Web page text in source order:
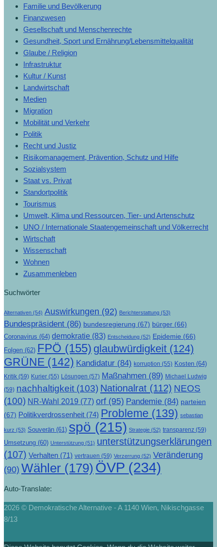
Familie und Bevölkerung
Finanzwesen
Gesellschaft und Menschenrechte
Gesundheit, Sport und Ernährung/Lebensmittelqualität
Glaube / Religion
Infrastruktur
Kultur / Kunst
Landwirtschaft
Medien
Migration
Mobilität und Verkehr
Politik
Recht und Justiz
Risikomanagement, Prävention, Schutz und Hilfe
Sozialsystem
Staat vs. Privat
Standortpolitik
Tourismus
Umwelt, Klima und Ressourcen, Tier- und Artenschutz
UNO / Internationale Staatengemeinschaft und Völkerrecht
Wirtschaft
Wissenschaft
Wohnen
Zusammenleben
Suchwörter
Alternativen (54) Auswirkungen (92) Berichterstattung (53)
Bundespräsident (86) bundesregierung (67) bürger (66)
Coronavirus (64) demokratie (83) Entscheidung (52) Epidemie (66)
Folgen (62) FPÖ (155) glaubwürdigkeit (124)
GRÜNE (142) Kandidatur (84) korruption (55) Kosten (64)
Kritik (59) Kurier (55) Lösungen (57) Maßnahmen (89) Michael Ludwig
(59) nachhaltigkeit (103) Nationalrat (112) NEOS
(100) NR-Wahl 2019 (77) orf (95) Pandemie (84) parteien
(67) Politikverdrossenheit (74) Probleme (139) sebastian
kurz (53) Souverän (61) spö (215) Strategie (52) transparenz (59)
Umsetzung (60) Unterstützung (51) unterstützungserklärungen
(107) Verhalten (71) vertrauen (59) Verzerrung (52) Veränderung
(90) Wähler (179) ÖVP (234)
Auto-Translate:
2026 © Demokratische Alternative - A 1140 Wien, Nikischgasse
8/13